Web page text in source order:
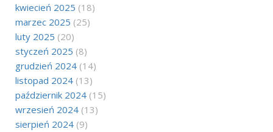
kwiecień 2025 (18)
marzec 2025 (25)
luty 2025 (20)
styczeń 2025 (8)
grudzień 2024 (14)
listopad 2024 (13)
październik 2024 (15)
wrzesień 2024 (13)
sierpień 2024 (9)